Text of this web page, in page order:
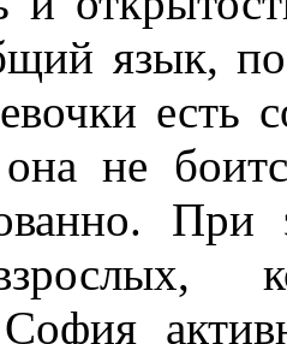
язык,
есть
не